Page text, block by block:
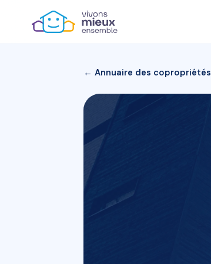
← Annuaire des copropriétés